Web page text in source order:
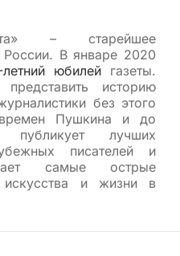
– старейшее
России. В январе 2020
юбилей газеты.
историю
без этого
Пушкина и до
лучших
писателей и
самые острые
и жизни в